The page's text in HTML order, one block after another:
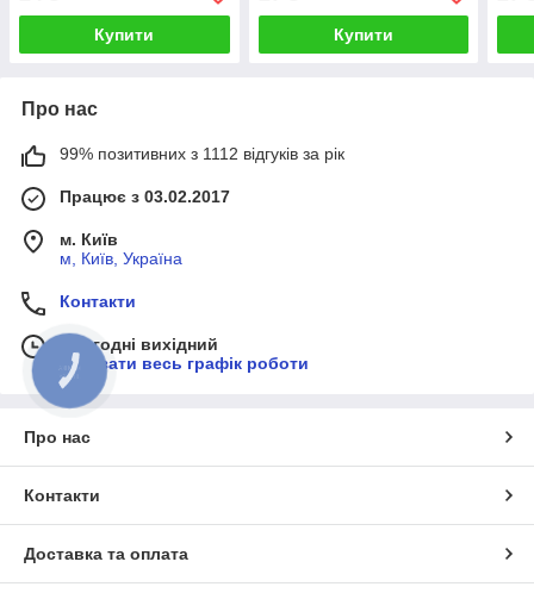
Купити Купити
Про нас
99% позитивних з 1112 відгуків за рік
Працює з 03.02.2017
м. Київ
м, Київ, Україна
Контакти
Сьогодні вихідний
Показати весь графік роботи
Про нас
Контакти
Доставка та оплата
КНОПКА
ЗВ'ЯЗКУ